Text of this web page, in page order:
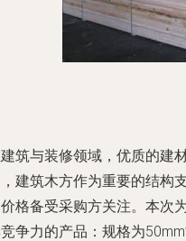
筑与装修领域，优质的建
建筑木方作为重要的结构
格备受采购方关注。本次
争力的产品：规格为